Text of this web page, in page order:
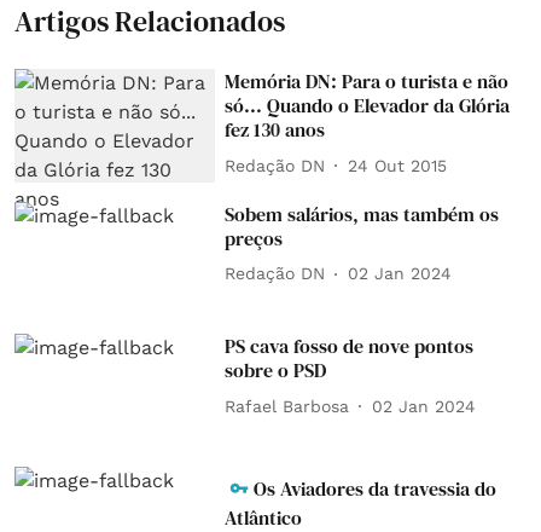
Artigos Relacionados
Memória DN: Para o turista e não
só... Quando o Elevador da Glória
fez 130 anos
Redação DN 24 Out 2015
Sobem salários, mas também os
preços
Redação DN 02 Jan 2024
PS cava fosso de nove pontos
sobre o PSD
Rafael Barbosa 02 Jan 2024
Os Aviadores da travessia do
Atlântico